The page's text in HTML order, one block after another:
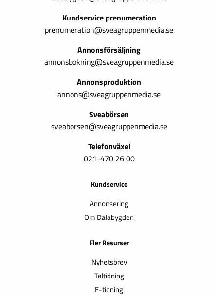
Kundservice prenumeration
prenumeration@sveagruppenmedia.se
Annonsförsäljning
annonsbokning@sveagruppenmedia.se
Annonsproduktion
annons@sveagruppenmedia.se
Sveabörsen
sveaborsen@sveagruppenmedia.se
Telefonväxel
021-470 26 00
Kundservice
Annonsering
Om Dalabygden
Fler Resurser
Nyhetsbrev
Taltidning
E-tidning